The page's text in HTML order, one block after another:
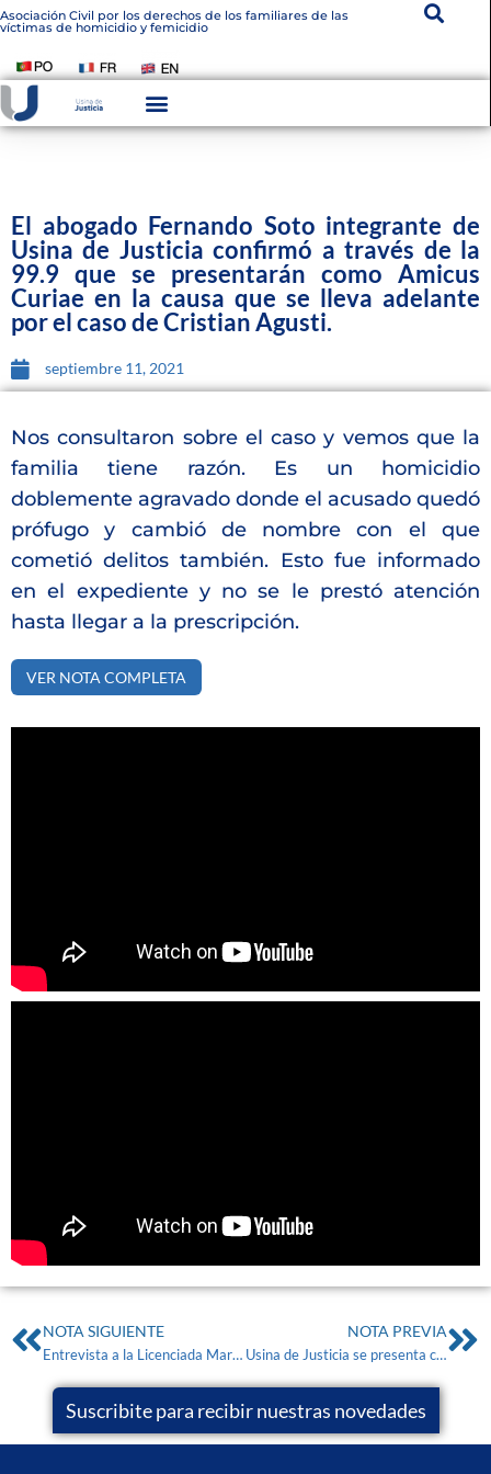
Asociación Civil por los derechos de los familiares de las
víctimas de homicidio y femicidio
El abogado Fernando Soto integrante de
Usina de Justicia confirmó a través de la
99.9 que se presentarán como Amicus
Curiae en la causa que se lleva adelante
por el caso de Cristian Agusti.
septiembre 11, 2021
Nos consultaron sobre el caso y vemos que la
familia tiene razón. Es un homicidio
doblemente agravado donde el acusado quedó
prófugo y cambió de nombre con el que
cometió delitos también. Esto fue informado
en el expediente y no se le prestó atención
hasta llegar a la prescripción.
VER NOTA COMPLETA
NOTA SIGUIENTE
Entrevista a la Licenciada Marcela Dal Verme en Radio FM Secla 106.1. – Ley de Salud Mental
NOTA PREVIA
Usina de Justicia se presenta como Amicus Curiae en la causa “Salaberry, Alejandro Javier s/homicidio agravado y robo agravado”
Suscribite para recibir nuestras novedades